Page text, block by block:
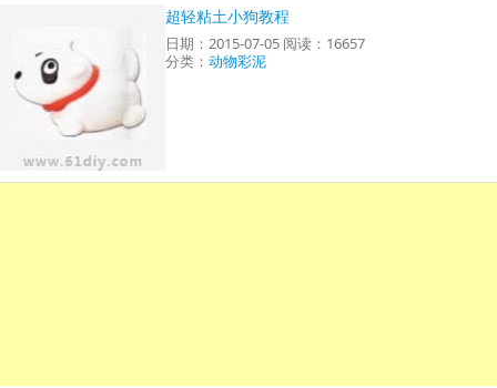
超轻粘土小狗教程
日期：2015-07-05 阅读：16657
分类：动物彩泥